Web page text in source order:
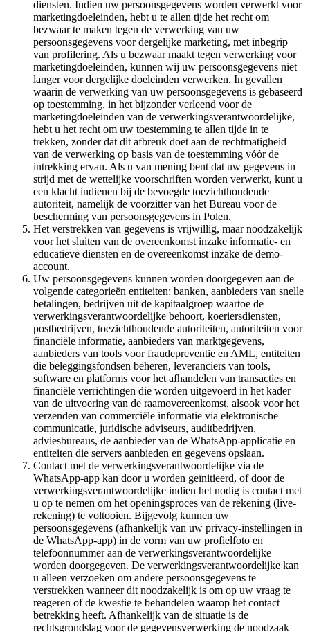
diensten. Indien uw persoonsgegevens worden verwerkt voor
marketingdoeleinden, hebt u te allen tijde het recht om
bezwaar te maken tegen de verwerking van uw
persoonsgegevens voor dergelijke marketing, met inbegrip
van profilering. Als u bezwaar maakt tegen verwerking voor
marketingdoeleinden, kunnen wij uw persoonsgegevens niet
langer voor dergelijke doeleinden verwerken. In gevallen
waarin de verwerking van uw persoonsgegevens is gebaseerd
op toestemming, in het bijzonder verleend voor de
marketingdoeleinden van de verwerkingsverantwoordelijke,
hebt u het recht om uw toestemming te allen tijde in te
trekken, zonder dat dit afbreuk doet aan de rechtmatigheid
van de verwerking op basis van de toestemming vóór de
intrekking ervan. Als u van mening bent dat uw gegevens in
strijd met de wettelijke voorschriften worden verwerkt, kunt u
een klacht indienen bij de bevoegde toezichthoudende
autoriteit, namelijk de voorzitter van het Bureau voor de
bescherming van persoonsgegevens in Polen.
Het verstrekken van gegevens is vrijwillig, maar noodzakelijk
voor het sluiten van de overeenkomst inzake informatie- en
educatieve diensten en de overeenkomst inzake de demo-
account.
Uw persoonsgegevens kunnen worden doorgegeven aan de
volgende categorieën entiteiten: banken, aanbieders van snelle
betalingen, bedrijven uit de kapitaalgroep waartoe de
verwerkingsverantwoordelijke behoort, koeriersdiensten,
postbedrijven, toezichthoudende autoriteiten, autoriteiten voor
financiële informatie, aanbieders van marktgegevens,
aanbieders van tools voor fraudepreventie en AML, entiteiten
die beleggingsfondsen beheren, leveranciers van tools,
software en platforms voor het afhandelen van transacties en
financiële verrichtingen die worden uitgevoerd in het kader
van de uitvoering van de raamovereenkomst, alsook voor het
verzenden van commerciële informatie via elektronische
communicatie, juridische adviseurs, auditbedrijven,
adviesbureaus, de aanbieder van de WhatsApp-applicatie en
entiteiten die servers aanbieden en gegevens opslaan.
Contact met de verwerkingsverantwoordelijke via de
WhatsApp-app kan door u worden geïnitieerd, of door de
verwerkingsverantwoordelijke indien het nodig is contact met
u op te nemen om het openingsproces van de rekening (live-
rekening) te voltooien. Bijgevolg kunnen uw
persoonsgegevens (afhankelijk van uw privacy-instellingen in
de WhatsApp-app) in de vorm van uw profielfoto en
telefoonnummer aan de verwerkingsverantwoordelijke
worden doorgegeven. De verwerkingsverantwoordelijke kan
u alleen verzoeken om andere persoonsgegevens te
verstrekken wanneer dit noodzakelijk is om op uw vraag te
reageren of de kwestie te behandelen waarop het contact
betrekking heeft. Afhankelijk van de situatie is de
rechtsgrondslag voor de gegevensverwerking de noodzaak